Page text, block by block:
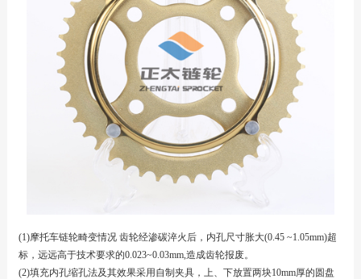
(1)摩托车链轮畸变情况 齿轮经渗碳淬火后，内孔尺寸胀大(0.45 ~1.05mm)超
标，远远高于技术要求的0.023~0.03mm,造成齿轮报废。
(2)填充内孔缩孔法及其效果采用自制夹具，上、下放置两块10mm厚的圆盘